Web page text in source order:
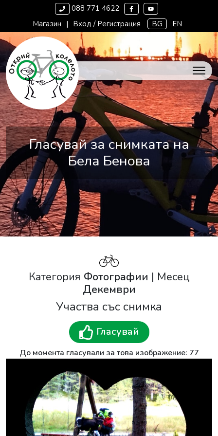
088 771 4622
Магазин | Вход / Регистрация BG EN
Гласувай за снимката на
Бела Бенова
Категория Фотографии | Месец
Декември
Участва със снимка
Гласувай
До момента гласували за това изображение: 77